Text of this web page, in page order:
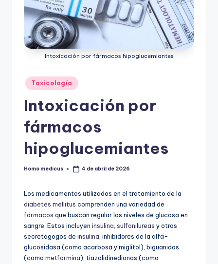
ic
Intoxicación por fármacos hipoglucemiantes
Publicado
en
Toxicología
Intoxicación por
fármacos
hipoglucemiantes
Publicado
Homo medicus 4 de abril de 2026
Los medicamentos utilizados en el tratamiento de la
diabetes mellitus comprenden una variedad de
fármacos que buscan regular los niveles de glucosa en
sangre. Estos incluyen insulina, sulfonilureas y otros
secretagogos de insulina, inhibidores de la alfa-
glucosidasa (como acarbosa y miglitol), biguanidas
(como metformina), tiazolidinedionas (como